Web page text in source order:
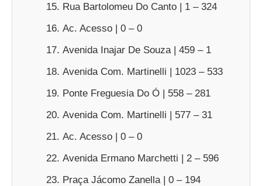
Rua Bartolomeu Do Canto | 1 – 324
Ac. Acesso | 0 – 0
Avenida Inajar De Souza | 459 – 1
Avenida Com. Martinelli | 1023 – 533
Ponte Freguesia Do Ó | 558 – 281
Avenida Com. Martinelli | 577 – 31
Ac. Acesso | 0 – 0
Avenida Ermano Marchetti | 2 – 596
Praça Jácomo Zanella | 0 – 194